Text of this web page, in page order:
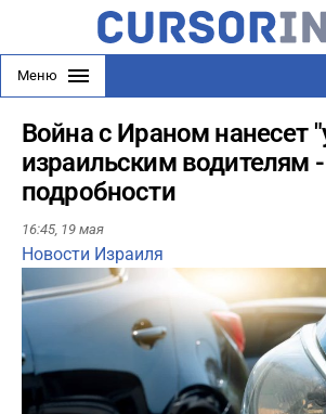
Меню
Война с Ираном нанесет
израильским водителям -
подробности
16:45, 19 мая
Новости Израиля